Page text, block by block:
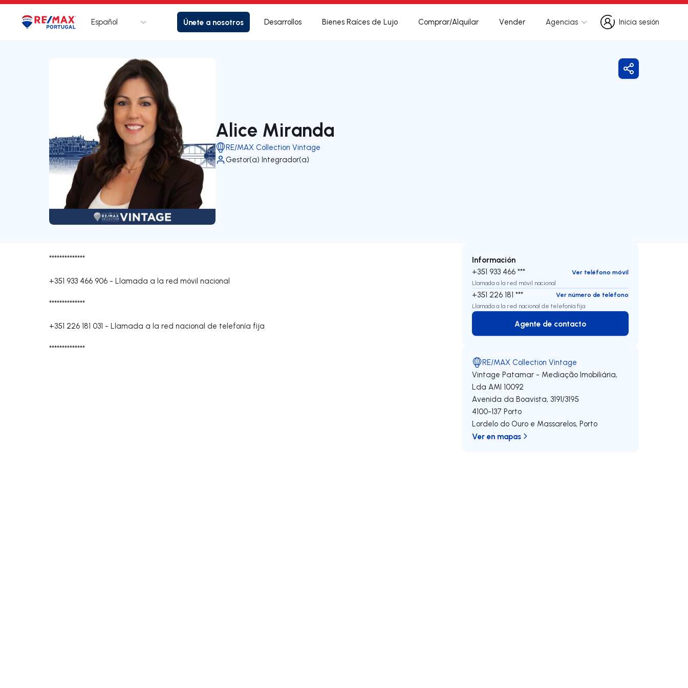
LogotipoIr a la página de inicio
Español Únete a nosotros Desarrollos Bienes Raíces de Lujo Comprar/Alquilar Vender Agencias
Inicia sesión
Inicia sesión
Alice Miranda
RE/MAX Collection Vintage
Gestor(a) Integrador(a)
Compartir
**************
+351 933 466 906 - Llamada a la red móvil nacional
**************
+351 226 181 031 - Llamada a la red nacional de telefonía fija
**************
Información
+351 933 466 ***
Ver teléfono móvil
Llamada a la red móvil nacional
+351 226 181 ***
Ver número de teléfono
Llamada a la red nacional de telefonía fija
Agente de contacto
Agente de contacto
RE/MAX Collection Vintage
Vintage Patamar - Mediação Imobiliária,
Lda AMI 10092
Avenida da Boavista, 3191/3195
4100-137 Porto
Lordelo do Ouro e Massarelos,Porto
Ver en mapas